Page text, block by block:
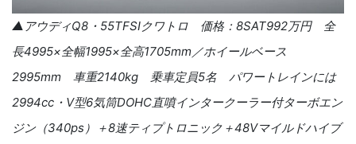
▲アウディQ8 ・ 55TFSIクワトロ 価格： 8SAT992万円 全
長4995×全幅1995×全高1705mm ／ホイールベース
2995mm 車重2140kg 乗車定員5名 パワートレインには
2994cc ・ V型6気筒DOHC直噴インタークーラー付ターボエン
ジン（340ps ）＋8速ティプトロニック＋48Vマイルドハイブ